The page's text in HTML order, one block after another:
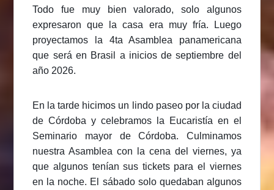
Todo fue muy bien valorado, solo algunos
expresaron que la casa era muy fría. Luego
proyectamos la 4ta Asamblea panamericana
que será en Brasil a inicios de septiembre del
año 2026.
En la tarde hicimos un lindo paseo por la ciudad
de Córdoba y celebramos la Eucaristía en el
Seminario mayor de Córdoba. Culminamos
nuestra Asamblea con la cena del viernes, ya
que algunos tenían sus tickets para el viernes
en la noche. El sábado solo quedaban algunos